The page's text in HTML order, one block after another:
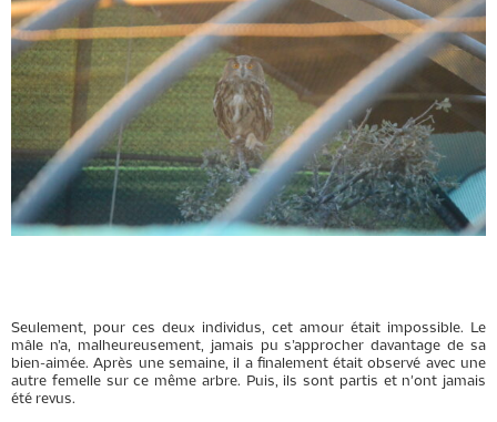
Seulement, pour ces deux individus, cet amour était impossible. Le
mâle n’a, malheureusement, jamais pu s’approcher davantage de sa
bien-aimée. Après une semaine, il a finalement était observé avec une
autre femelle sur ce même arbre. Puis, ils sont partis et n'ont jamais
été revus.